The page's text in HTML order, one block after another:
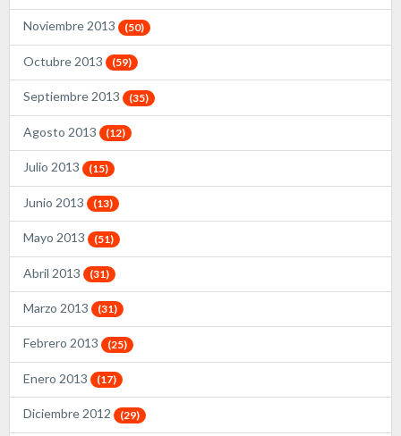
Noviembre 2013 (50)
Octubre 2013 (59)
Septiembre 2013 (35)
Agosto 2013 (12)
Julio 2013 (15)
Junio 2013 (13)
Mayo 2013 (51)
Abril 2013 (31)
Marzo 2013 (31)
Febrero 2013 (25)
Enero 2013 (17)
Diciembre 2012 (29)